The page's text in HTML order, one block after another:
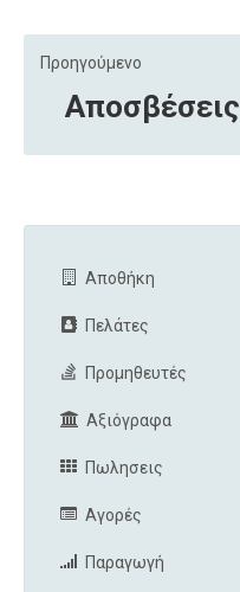
Προηγούμενο
Αποσβέσεις
Αποθήκη
Πελάτες
Προμηθευτές
Αξιόγραφα
Πωλησεις
Αγορές
Παραγωγή